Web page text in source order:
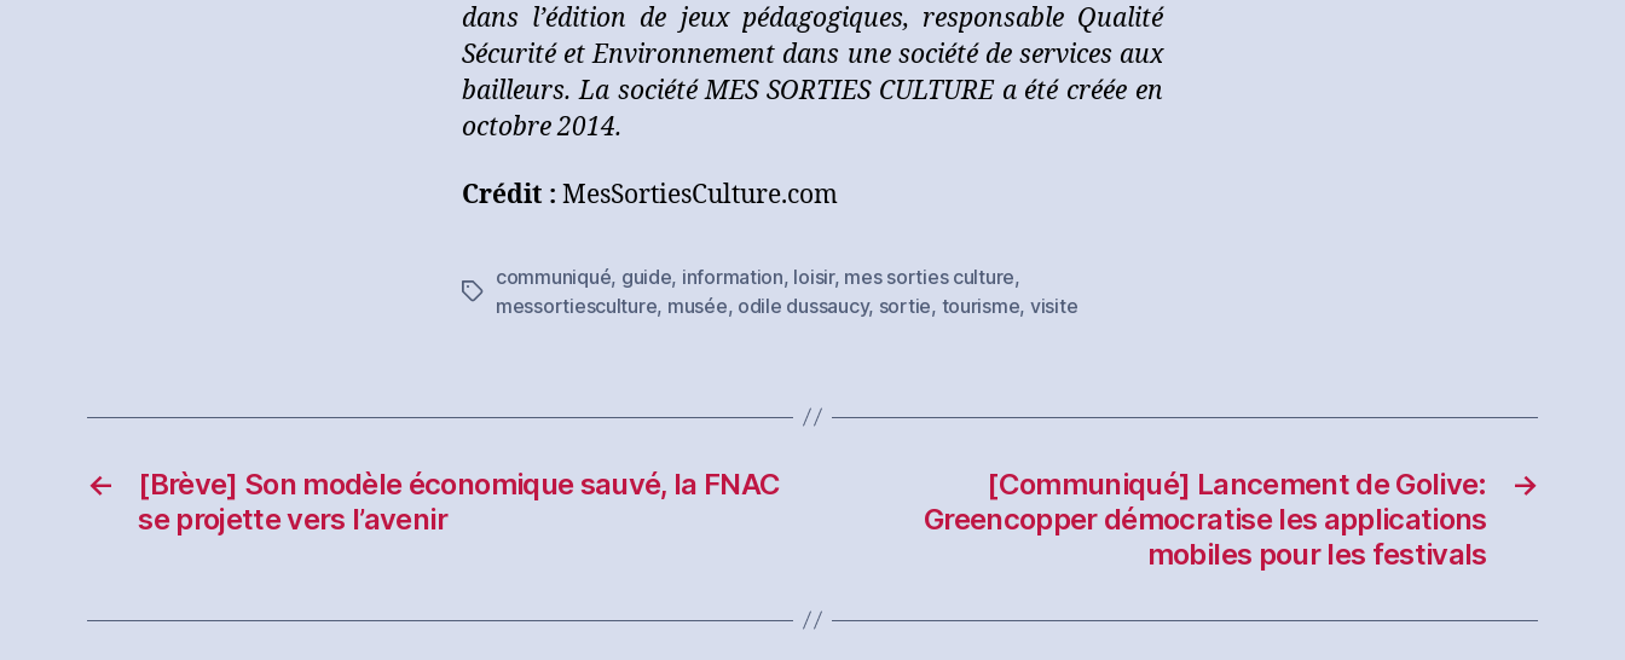
dans l’édition de jeux pédagogiques, responsable Qualité
Sécurité et Environnement dans une société de services aux
bailleurs. La société MES SORTIES CULTURE a été créée en
octobre 2014.
Crédit : MesSortiesCulture.com
Étiquettes
communiqué, guide, information, loisir, mes sorties culture,
messortiesculture, musée, odile dussaucy, sortie, tourisme, visite
←
[Brève] Son modèle économique sauvé, la FNAC
se projette vers l’avenir
→
[Communiqué] Lancement de Golive:
Greencopper démocratise les applications
mobiles pour les festivals